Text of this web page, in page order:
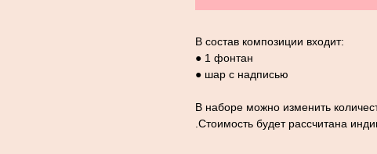
В состав композиции входит:
● 1 фонтан
● шар с надписью
В наборе можно изменить
.Стоимость будет рассчитана